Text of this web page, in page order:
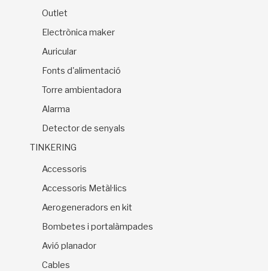
Outlet
Electrònica maker
Auricular
Fonts d'alimentació
Torre ambientadora
Alarma
Detector de senyals
TINKERING
Accessoris
Accessoris Metàl·lics
Aerogeneradors en kit
Bombetes i portalàmpades
Avió planador
Cables